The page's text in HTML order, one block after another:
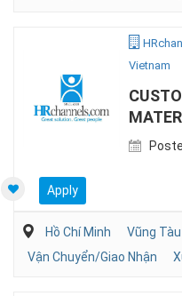
Vietnam
Apply
Hồ Chí Minh Vũng Tàu
Vận Chuyển/Giao Nhận